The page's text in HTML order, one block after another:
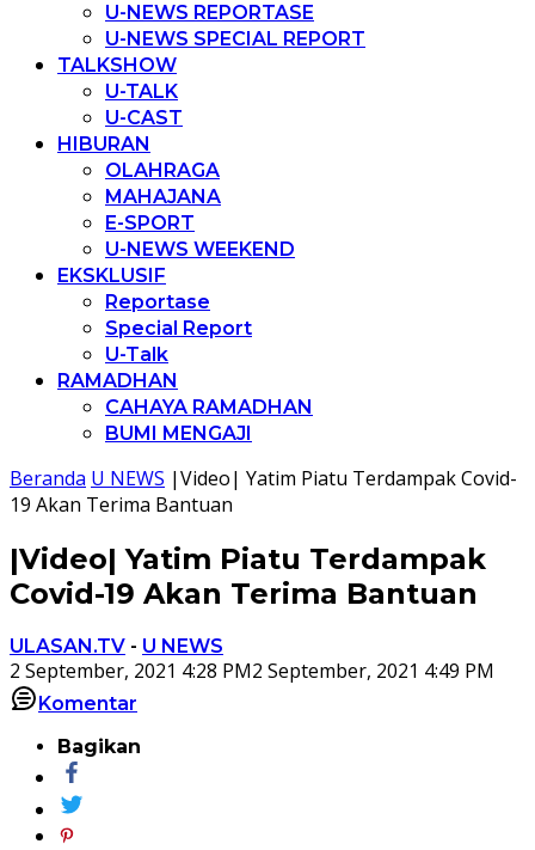
U-NEWS REPORTASE
U-NEWS SPECIAL REPORT
TALKSHOW
U-TALK
U-CAST
HIBURAN
OLAHRAGA
MAHAJANA
E-SPORT
U-NEWS WEEKEND
EKSKLUSIF
Reportase
Special Report
U-Talk
RAMADHAN
CAHAYA RAMADHAN
BUMI MENGAJI
Beranda U NEWS |Video| Yatim Piatu Terdampak Covid-
19 Akan Terima Bantuan
|Video| Yatim Piatu Terdampak
Covid-19 Akan Terima Bantuan
ULASAN.TV - U NEWS
2 September, 2021 4:28 PM2 September, 2021 4:49 PM
Komentar
Bagikan